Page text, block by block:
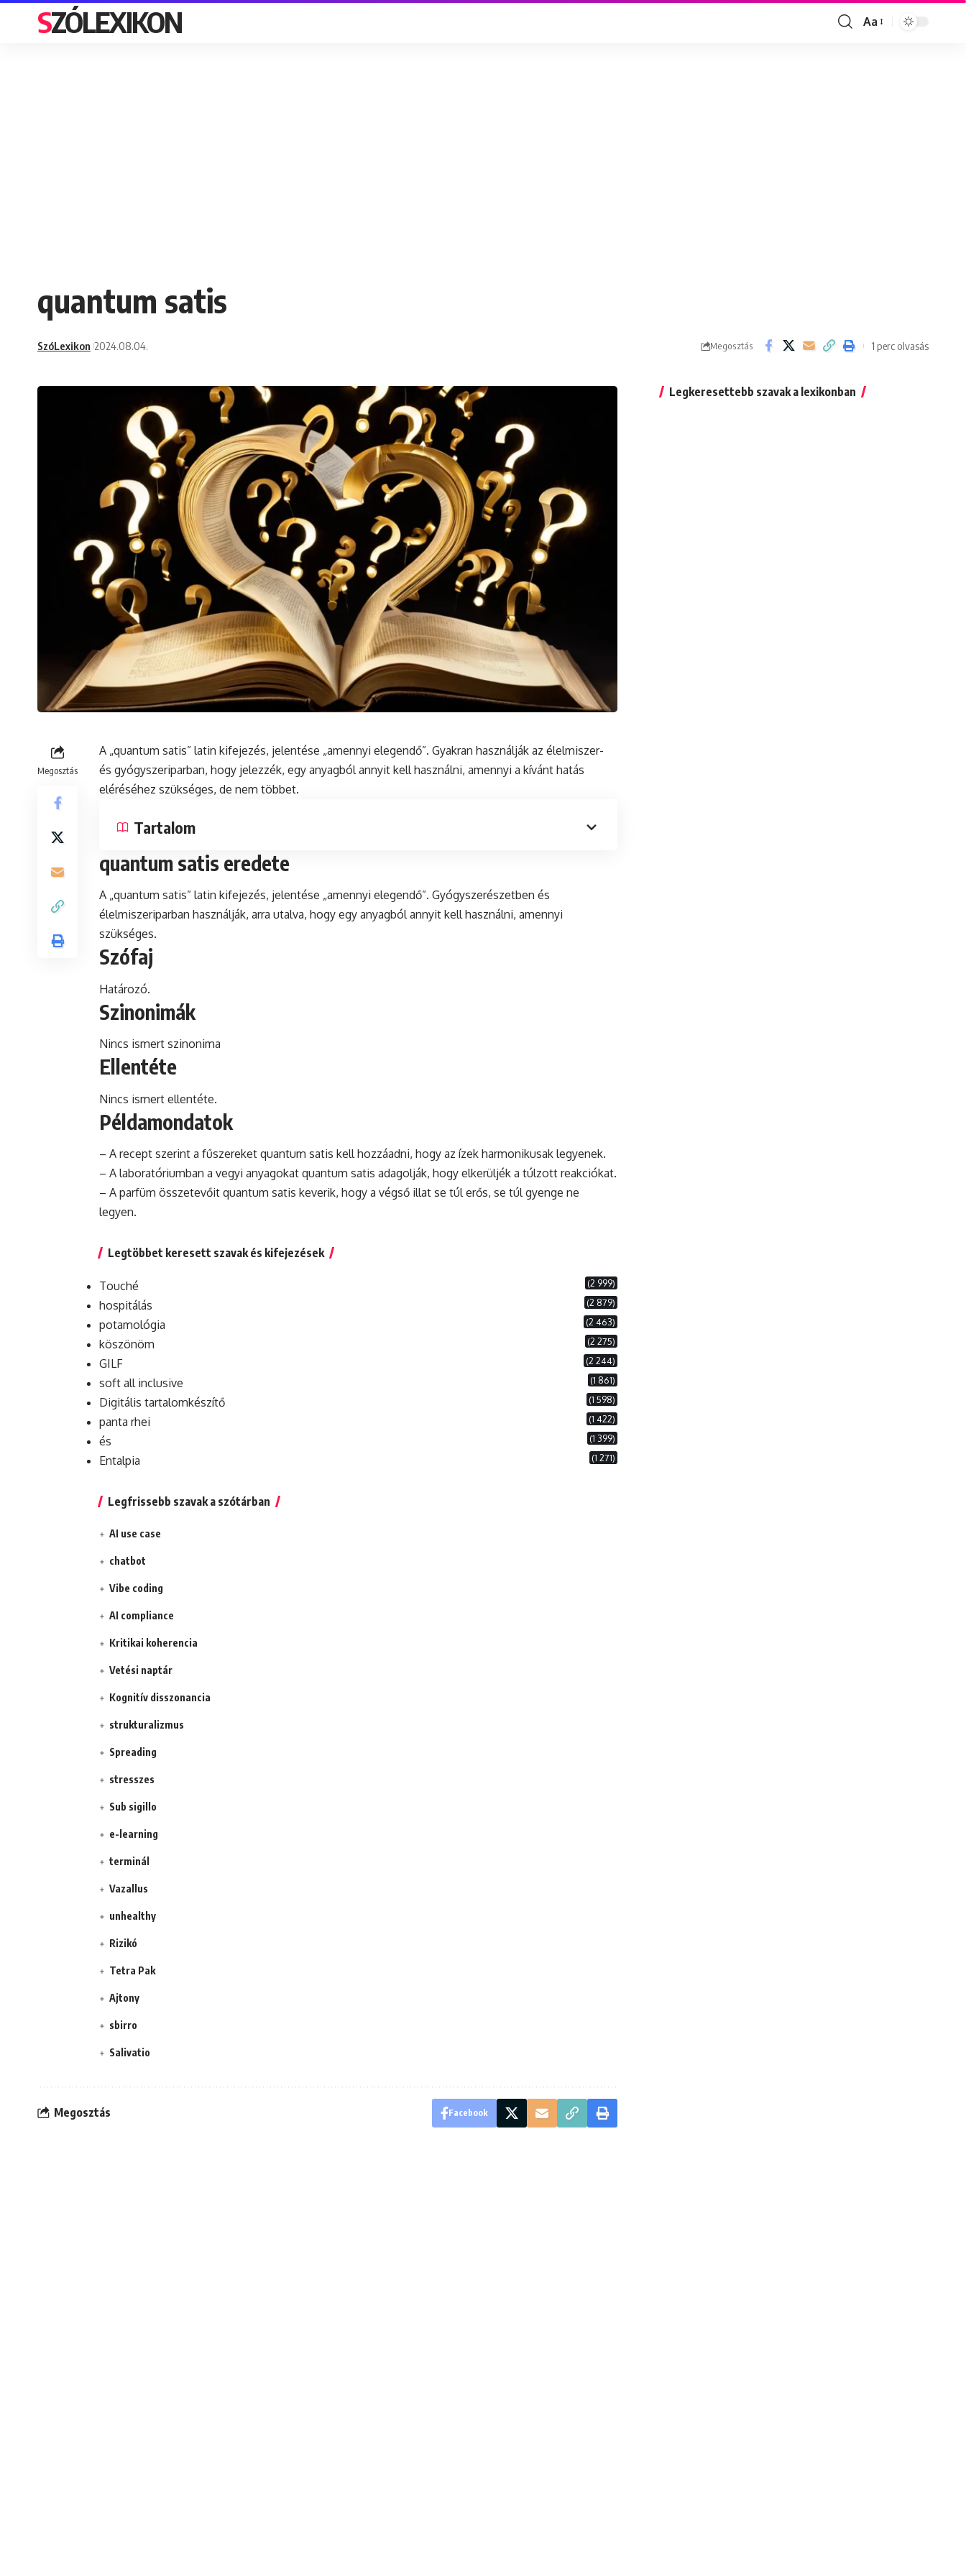
SZÓLEXIKON
Font
Aa
quantum satis
SzóLexikon 2024.08.04. Megosztás 1 perc olvasás
Megosztás
A „quantum satis” latin kifejezés, jelentése „amennyi elegendő”. Gyakran használják az élelmiszer-
és gyógyszeriparban, hogy jelezzék, egy anyagból annyit kell használni, amennyi a kívánt hatás
eléréséhez szükséges, de nem többet.
Tartalom
quantum satis eredete
A „quantum satis” latin kifejezés, jelentése „amennyi elegendő”. Gyógyszerészetben és
élelmiszeriparban használják, arra utalva, hogy egy anyagból annyit kell használni, amennyi
szükséges.
Szófaj
Határozó.
Szinonimák
Nincs ismert szinonima
Ellentéte
Nincs ismert ellentéte.
Példamondatok
– A recept szerint a fűszereket quantum satis kell hozzáadni, hogy az ízek harmonikusak legyenek.
– A laboratóriumban a vegyi anyagokat quantum satis adagolják, hogy elkerüljék a túlzott reakciókat.
– A parfüm összetevőit quantum satis keverik, hogy a végső illat se túl erős, se túl gyenge ne
legyen.
Legtöbbet keresett szavak és kifejezések
Touché (2 999)
hospitálás (2 879)
potamológia (2 463)
köszönöm (2 275)
GILF (2 244)
soft all inclusive (1 861)
Digitális tartalomkészítő (1 598)
panta rhei (1 422)
és (1 399)
Entalpia (1 271)
Legfrissebb szavak a szótárban
AI use case
chatbot
Vibe coding
AI compliance
Kritikai koherencia
Vetési naptár
Kognitív disszonancia
strukturalizmus
Spreading
stresszes
Sub sigillo
e-learning
terminál
Vazallus
unhealthy
Rizikó
Tetra Pak
Ajtony
sbirro
Salivatio
Megosztás Facebook
Legkeresettebb szavak a lexikonban